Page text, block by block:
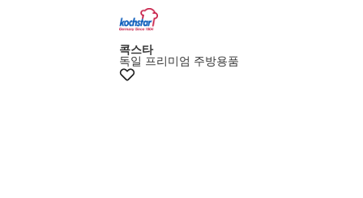
+10%쿠폰
콕스타
독일 프리미엄 주방용품